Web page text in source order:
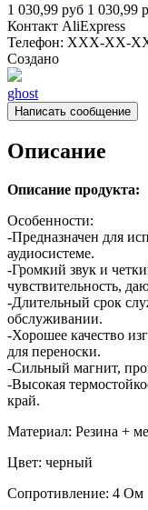
1 030,99 руб 1 030,99
Контакт AliExpress
Телефон: XXX-XX-
Создано
ghost
Написать сообщение
Описание
Описание продукта:
Особенности:
-Предназначен для
аудиосистеме.
-Громкий звук и
чувствительность,
-Длительный срок
обслуживании.
-Хорошее качество
для переноски.
-Сильный магнит,
-Высокая
край.
Материал: Резина +
Цвет: черный
Сопротивление: 4 Ом